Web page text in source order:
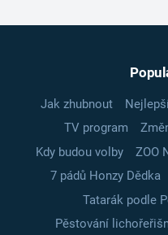
Jak zhubnout
TV program
Kdy budou volby
ZOO
7 pádů Honzy Dědka
Tatarák podle
Pěstování